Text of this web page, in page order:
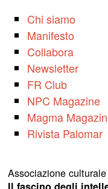
Chi siamo
Manifesto
Collabora
Newsletter
FR Club
NPC Magazine
Magma
Rivista Palomar
Associazione culturale